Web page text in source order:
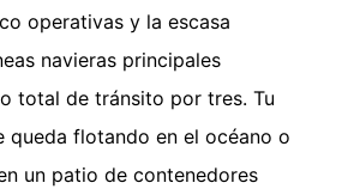
operativas y la escasa
navieras principales
total de tránsito por tres. Tu
queda flotando en el océano o
un patio de contenedores